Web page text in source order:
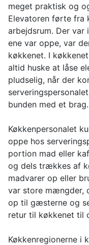
meget praktisk og
Elevatoren førte fra
arbejdsrum. Der var
ene var oppe, var
køkkenet. I
altid huske at låse
pludselig, når der
bunden med et
Køkkenpersonalet
oppe hos
portion mad eller
og dels trækkes af
madvarer op eller
var store mængder,
op til gæsterne og
retur til køkkenet til
Køkkenregionerne i